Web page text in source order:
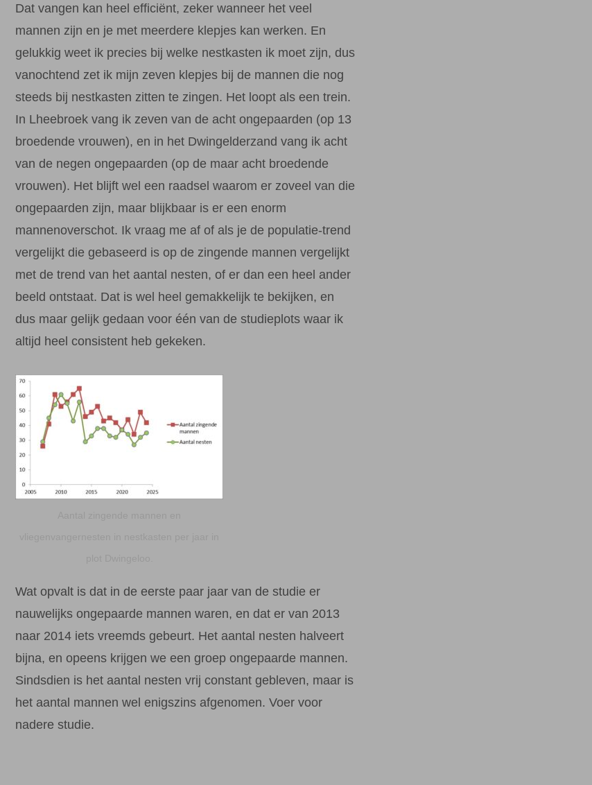
Dat vangen kan heel efficiënt, zeker wanneer het veel
mannen zijn en je met meerdere klepjes kan werken. En
gelukkig weet ik precies bij welke nestkasten ik moet zijn, dus
vanochtend zet ik mijn zeven klepjes bij de mannen die nog
steeds bij nestkasten zitten te zingen. Het loopt als een trein.
In Lheebroek vang ik zeven van de acht ongepaarden (op 13
broedende vrouwen), en in het Dwingelderzand vang ik acht
van de negen ongepaarden (op de maar acht broedende
vrouwen). Het blijft wel een raadsel waarom er zoveel van die
ongepaarden zijn, maar blijkbaar is er een enorm
mannenoverschot. Ik vraag me af of als je de populatie-trend
vergelijkt die gebaseerd is op de zingende mannen vergelijkt
met de trend van het aantal nesten, of er dan een heel ander
beeld ontstaat. Dat is wel heel gemakkelijk te bekijken, en
dus maar gelijk gedaan voor één van de studieplots waar ik
altijd heel consistent heb gekeken.
Wat opvalt is dat in de eerste paar jaar van de studie er
nauwelijks ongepaarde mannen waren, en dat er van 2013
naar 2014 iets vreemds gebeurt. Het aantal nesten halveert
bijna, en opeens krijgen we een groep ongepaarde mannen.
Sindsdien is het aantal nesten vrij constant gebleven, maar is
het aantal mannen wel enigszins afgenomen. Voer voor
nadere studie.